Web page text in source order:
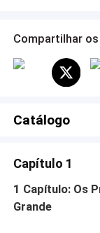
Compartilhar
Catálogo
Capítulo 1
1 Capítulo: Os
Grande